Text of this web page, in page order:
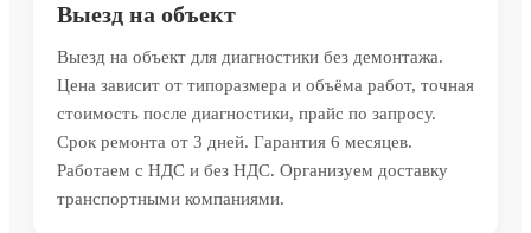
Выезд на объект
Выезд на объект для диагностики без демонтажа.
Цена зависит от типоразмера и объёма работ, точная
стоимость после диагностики, прайс по запросу.
Срок ремонта от 3 дней. Гарантия 6 месяцев.
Работаем с НДС и без НДС. Организуем доставку
транспортными компаниями.